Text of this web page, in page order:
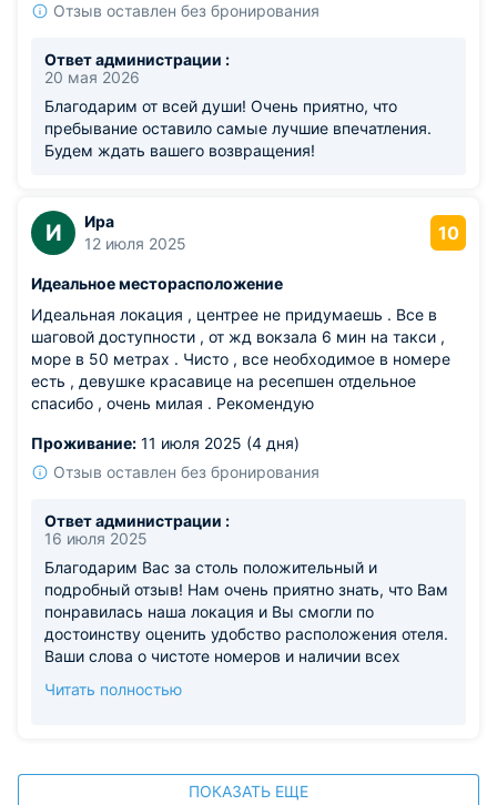
Отзыв оставлен без бронирования
Ответ администрации :
20 мая 2026
Благодарим от всей души! Очень приятно, что
пребывание оставило самые лучшие впечатления.
Будем ждать вашего возвращения!
И
Ира
12 июля 2025
10
Идеальное месторасположение
Идеальная локация , центрее не придумаешь . Все в
шаговой доступности , от жд вокзала 6 мин на такси ,
море в 50 метрах . Чисто , все необходимое в номере
есть , девушке красавице на ресепшен отдельное
спасибо , очень милая . Рекомендую
Проживание: 11 июля 2025 (4 дня)
Отзыв оставлен без бронирования
Ответ администрации :
16 июля 2025
Благодарим Вас за столь положительный и
подробный отзыв! Нам очень приятно знать, что Вам
понравилась наша локация и Вы смогли по
достоинству оценить удобство расположения отеля.
Ваши слова о чистоте номеров и наличии всех
действительно одни из наших приоритетов.
мотивируют нашу команду стать ещё лучше.
Читать полностью
ПОКАЗАТЬ ЕЩЕ